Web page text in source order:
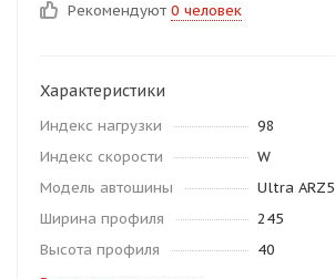
Рекомендуют 0 человек
Характеристики
Индекс нагрузки
98
Индекс скорости
W
Модель автошины
Ultra ARZ5
Ширина профиля
245
Высота профиля
40
Остались вопросы?
8 800 302-02-51